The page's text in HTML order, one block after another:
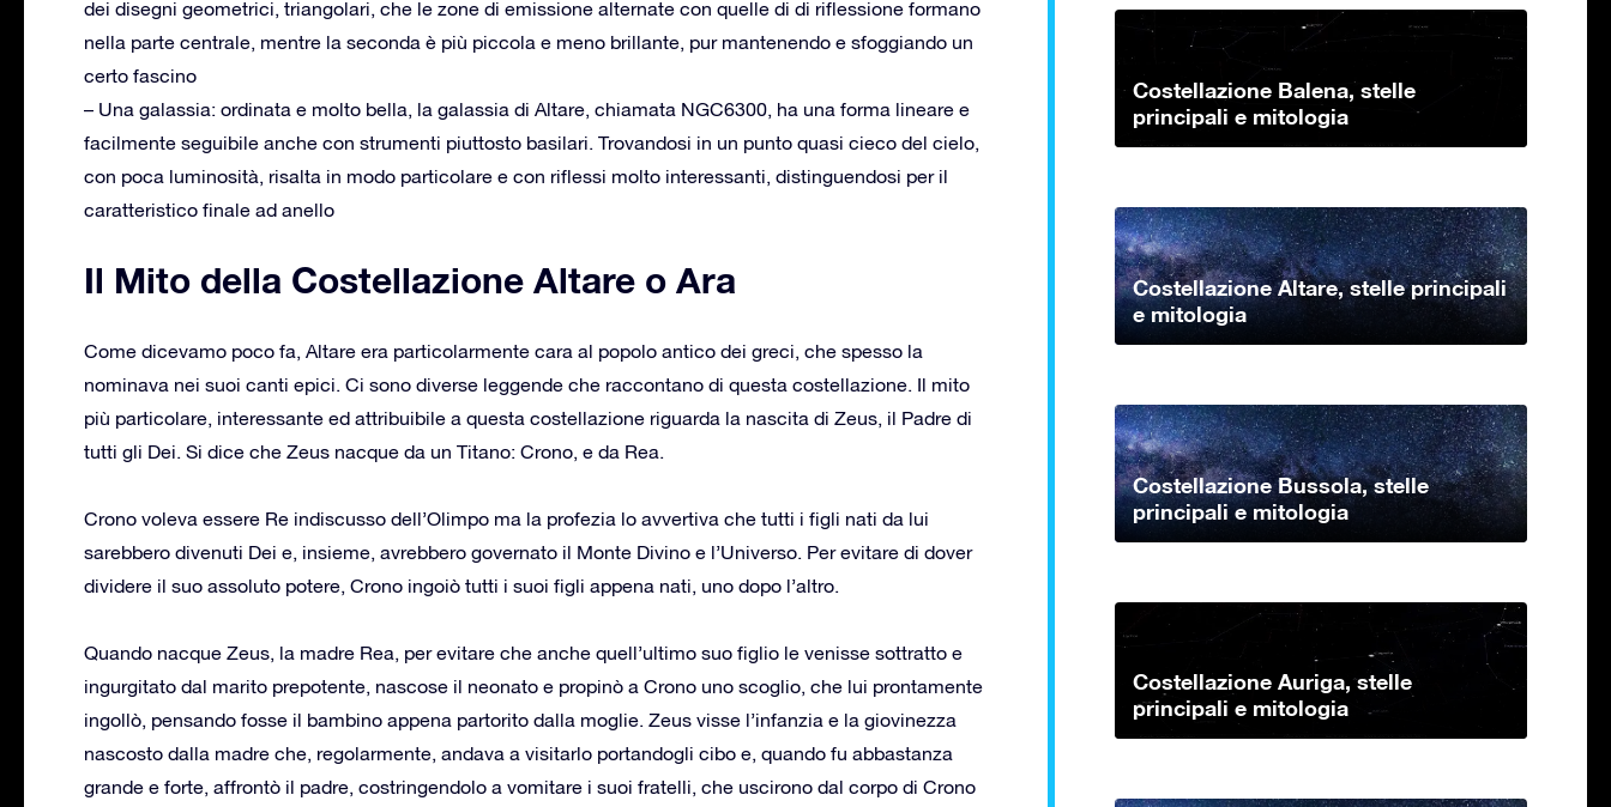
dei disegni geometrici, triangolari, che le zone di emissione alternate con quelle di di riflessione formano
nella parte centrale, mentre la seconda è più piccola e meno brillante, pur mantenendo e sfoggiando un
certo fascino
– Una galassia: ordinata e molto bella, la galassia di Altare, chiamata NGC6300, ha una forma lineare e
facilmente seguibile anche con strumenti piuttosto basilari. Trovandosi in un punto quasi cieco del cielo,
con poca luminosità, risalta in modo particolare e con riflessi molto interessanti, distinguendosi per il
caratteristico finale ad anello
Il Mito della Costellazione Altare o Ara
Come dicevamo poco fa, Altare era particolarmente cara al popolo antico dei greci, che spesso la
nominava nei suoi canti epici. Ci sono diverse leggende che raccontano di questa costellazione. Il mito
più particolare, interessante ed attribuibile a questa costellazione riguarda la nascita di Zeus, il Padre di
tutti gli Dei. Si dice che Zeus nacque da un Titano: Crono, e da Rea.
Crono voleva essere Re indiscusso dell’Olimpo ma la profezia lo avvertiva che tutti i figli nati da lui
sarebbero divenuti Dei e, insieme, avrebbero governato il Monte Divino e l’Universo. Per evitare di dover
dividere il suo assoluto potere, Crono ingoiò tutti i suoi figli appena nati, uno dopo l’altro.
Quando nacque Zeus, la madre Rea, per evitare che anche quell’ultimo suo figlio le venisse sottratto e
ingurgitato dal marito prepotente, nascose il neonato e propinò a Crono uno scoglio, che lui prontamente
ingollò, pensando fosse il bambino appena partorito dalla moglie. Zeus visse l’infanzia e la giovinezza
nascosto dalla madre che, regolarmente, andava a visitarlo portandogli cibo e, quando fu abbastanza
grande e forte, affrontò il padre, costringendolo a vomitare i suoi fratelli, che uscirono dal corpo di Crono
Costellazione Balena, stelle
principali e mitologia
Costellazione Altare, stelle principali
e mitologia
Costellazione Bussola, stelle
principali e mitologia
Costellazione Auriga, stelle
principali e mitologia